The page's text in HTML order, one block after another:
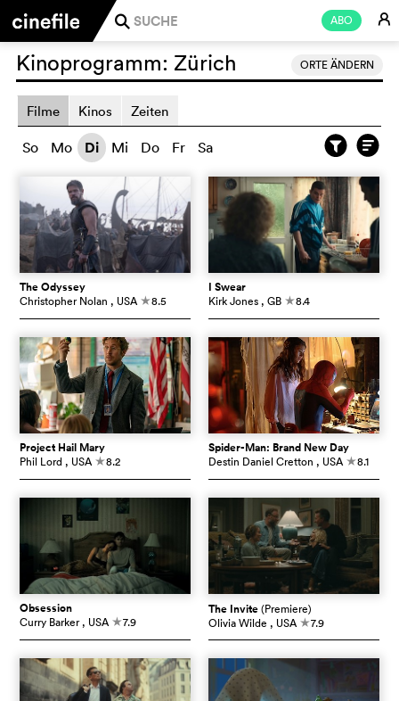
ABO E
j
ORTE ÄNDERN
Kinoprogramm: Zürich
Filme Kinos Zeiten
So Mo Di Mi Do Fr Sa
The Odyssey
Christopher Nolan , USA c8.5
I Swear
Kirk Jones , GB c8.4
Project Hail Mary
Phil Lord , USA c8.2
Spider-Man: Brand New Day
Destin Daniel Cretton , USA c8.1
Obsession
Curry Barker , USA c7.9
The Invite(Premiere)
Olivia Wilde , USA c7.9